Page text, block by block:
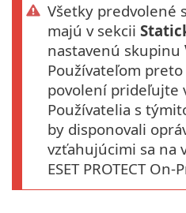
Všetky predvolené
majú v sekcii
nastavenú skupinu
Používateľom
povolení prideľujte
Používatelia s
by disponovali
vzťahujúcimi sa na
ESET PROTECT On-